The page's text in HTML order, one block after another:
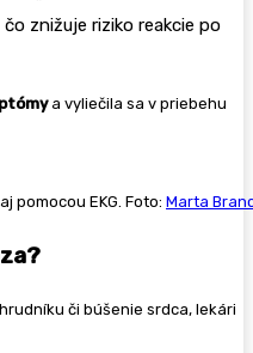
znižuje riziko reakcie po
a vyliečila sa v priebehu
pomocou EKG. Foto: Marta
či búšenie srdca, lekári